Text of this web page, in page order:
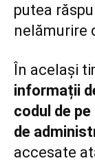
putea
nelămurire
În același
informații
codul de
de
accesate